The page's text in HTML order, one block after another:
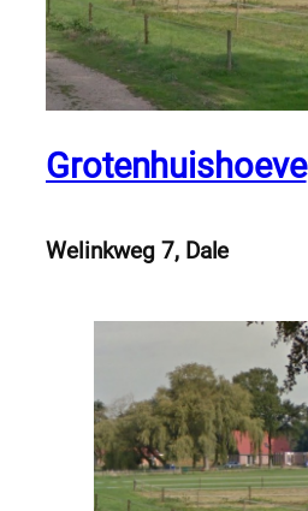
Grotenhuishoeve
Welinkweg 7, Dale